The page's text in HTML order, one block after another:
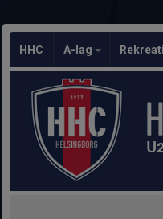
HHC A-lag